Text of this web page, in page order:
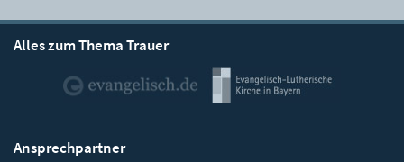
Alles zum Thema Trauer
Ansprechpartner